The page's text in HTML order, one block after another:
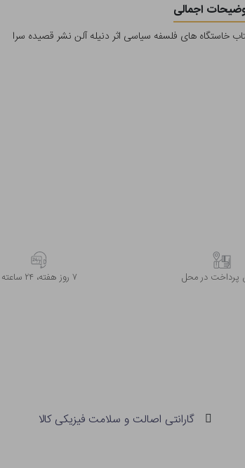
اجمالی
خاستگاه های فلسفه سیاسی اثر دنیله آلن نشر قصیده سرا
پرداخت در محل ۷ روز ﻫﻔﺘﻪ، ۲۴ ﺳﺎﻋﺘﻪ
گارانتی اصالت و سلامت فیزیکی کالا